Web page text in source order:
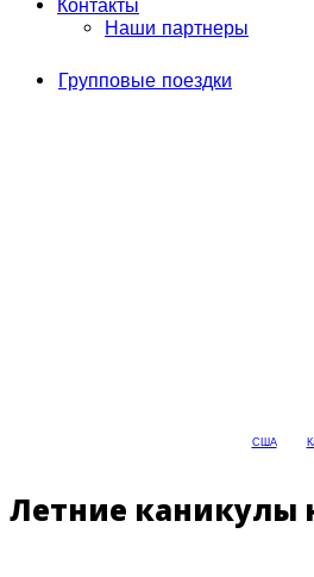
Контакты
Наши партнеры
Групповые поездки
США
Летние каникулы